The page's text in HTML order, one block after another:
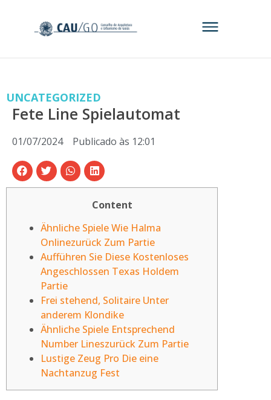
UNCATEGORIZED
Fete Line Spielautomat
01/07/2024 Publicado às 12:01
Content
Ähnliche Spiele Wie Halma
Onlinezurück Zum Partie
Aufführen Sie Diese Kostenloses
Angeschlossen Texas Holdem
Partie
Frei stehend, Solitaire Unter
anderem Klondike
Ähnliche Spiele Entsprechend
Number Lineszurück Zum Partie
Lustige Zeug Pro Die eine
Nachtanzug Fest